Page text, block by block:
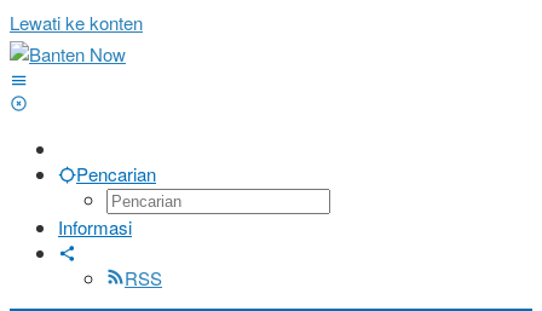
Lewati ke konten
Pencarian
Informasi
RSS